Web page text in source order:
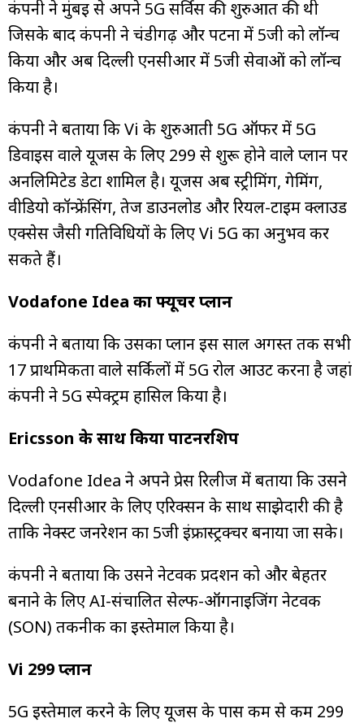
कंपनी ने मुंबई से अपने 5G सर्विस की शुरुआत की थी
जिसके बाद कंपनी ने चंडीगढ़ और पटना में 5जी को लॉन्च
किया और अब दिल्ली एनसीआर में 5जी सेवाओं को लॉन्च
किया है।
कंपनी ने बताया कि Vi के शुरुआती 5G ऑफर में 5G
डिवाइस वाले यूजर्स के लिए ₹299 से शुरू होने वाले प्लान पर
अनलिमिटेड डेटा शामिल है। यूजर्स अब स्ट्रीमिंग, गेमिंग,
वीडियो कॉन्फ्रेंसिंग, तेज डाउनलोड और रियल-टाइम क्लाउड
एक्सेस जैसी गतिविधियों के लिए Vi 5G का अनुभव कर
सकते हैं।
Vodafone Idea का फ्यूचर प्लान
कंपनी ने बताया कि उसका प्लान इस साल अगस्त तक सभी
17 प्राथमिकता वाले सर्किलों में 5G रोल आउट करना है जहां
कंपनी ने 5G स्पेक्ट्रम हासिल किया है।
Ericsson के साथ किया पार्टनरशिप
Vodafone Idea ने अपने प्रेस रिलीज में बताया कि उसने
दिल्ली एनसीआर के लिए एरिक्सन के साथ साझेदारी की है
ताकि नेक्स्ट जनरेशन का 5जी इंफ्रास्ट्रक्चर बनाया जा सके।
कंपनी ने बताया कि उसने नेटवर्क प्रदर्शन को और बेहतर
बनाने के लिए AI-संचालित सेल्फ-ऑर्गनाइजिंग नेटवर्क
(SON) तकनीक का इस्तेमाल किया है।
Vi ₹299 प्लान
5G इस्तेमाल करने के लिए यूजर्स के पास कम से कम 299